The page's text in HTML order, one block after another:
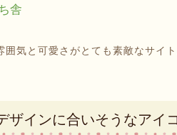
舎
囲気と可愛さがとても素敵なサイ
ザインに合いそうなアイ